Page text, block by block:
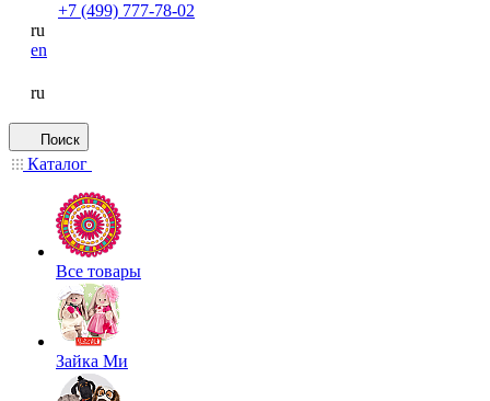
+7 (499) 777-78-02
ru
en
ru
Поиск
Каталог
Все товары
Зайка Ми